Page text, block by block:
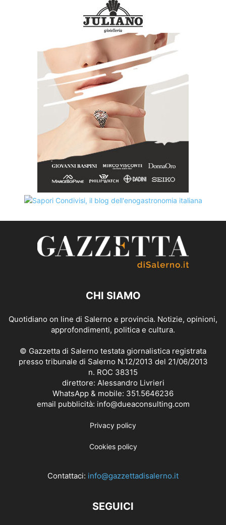
CHI SIAMO
Quotidiano on line di Salerno e provincia. Notizie, opinioni,
approfondimenti, politica e cultura.
© Gazzetta di Salerno testata giornalistica registrata
presso tribunale di Salerno N.12/2013 del 21/06/2013
n. ROC 38315
direttore: Alessandro Livrieri
WhatsApp & mobile: 351.5646236
email pubblicità: info@dueaconsulting.com
Privacy policy
Cookies policy
Contattaci: info@gazzettadisalerno.it
SEGUICI